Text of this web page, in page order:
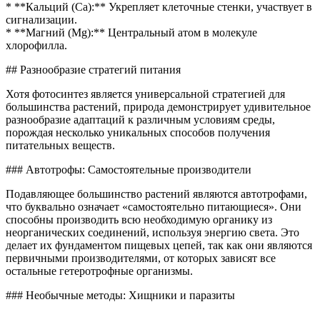
* **Кальций (Ca):** Укрепляет клеточные стенки, участвует в
сигнализации.
* **Магний (Mg):** Центральный атом в молекуле
хлорофилла.
## Разнообразие стратегий питания
Хотя фотосинтез является универсальной стратегией для
большинства растений, природа демонстрирует удивительное
разнообразие адаптаций к различным условиям среды,
порождая несколько уникальных способов получения
питательных веществ.
### Автотрофы: Самостоятельные производители
Подавляющее большинство растений являются автотрофами,
что буквально означает «самостоятельно питающиеся». Они
способны производить всю необходимую органику из
неорганических соединений, используя энергию света. Это
делает их фундаментом пищевых цепей, так как они являются
первичными производителями, от которых зависят все
остальные гетеротрофные организмы.
### Необычные методы: Хищники и паразиты